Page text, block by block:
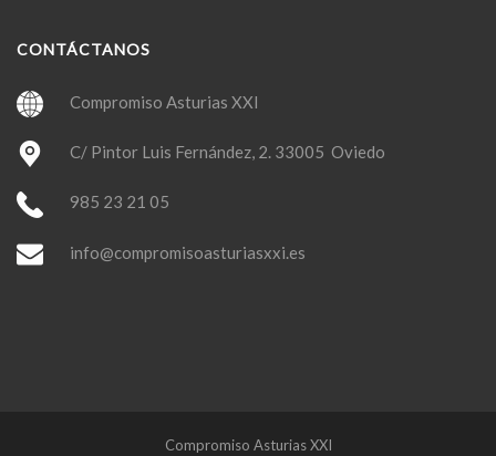
CONTÁCTANOS
Compromiso Asturias XXI
C/ Pintor Luis Fernández, 2. 33005 Oviedo
985 23 21 05
info@compromisoasturiasxxi.es
Compromiso Asturias XXI